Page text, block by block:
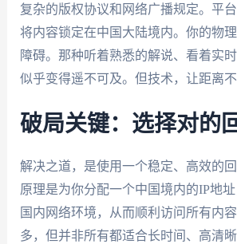
复杂的版权协议和网络广播规定。平台
将内容锁定在中国大陆境内。你的物
障碍。那种听着熟悉的解说、看着实时
似乎变得遥不可及。但技术，让距离不
破局关键：选择对的
解决之道，是使用一个稳定、高效的
原理是为你分配一个中国境内的IP地址
国内网络环境，从而顺利访问所有内
多，但并非所有都适合长时间、高清晰